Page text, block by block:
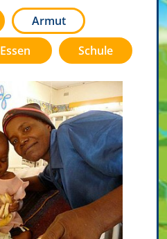
Armut
Essen Schule